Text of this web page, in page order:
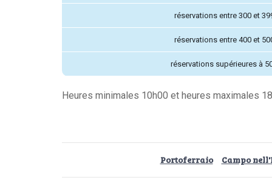
réservations entre 300 et
réservations entre 400 et
réservations supérieures à
Heures minimales 10h00 et heures maximales
Portoferraio Campo